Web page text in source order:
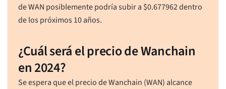
de WAN posiblemente podría subir a $0.677962dentro
de los próximos 10 años.
¿Cuál será el precio de Wanchain
en 2024?
Se espera que el precio de Wanchain (WAN) alcance